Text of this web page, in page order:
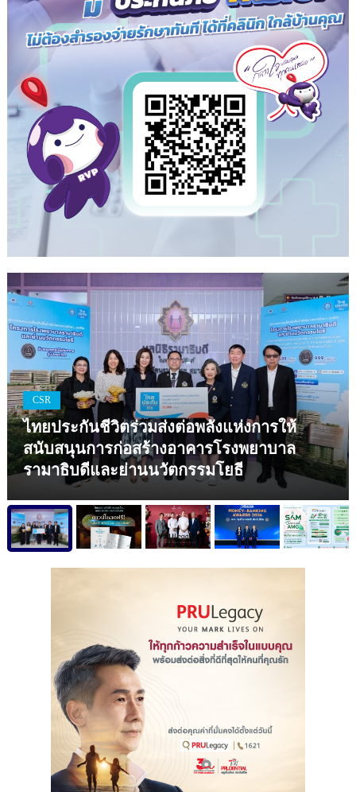
CSR
ไทยประกันชีวิตร่วมส่งต่อพลังแห่งการให้
สนับสนุนการก่อสร้างอาคารโรงพยาบาล
รามาธิบดีและย่านนวัตกรรมโยธี